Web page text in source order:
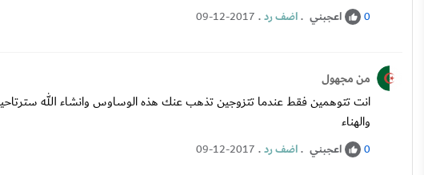
0 اعجبني .اضف رد.
09-12-2017
من مجهول
انت تتوهمين فقط عندما تتزوجين تذهب عنك هذه الوساوس وانشاء الله
والهناء
0 اعجبني .اضف رد.
09-12-2017